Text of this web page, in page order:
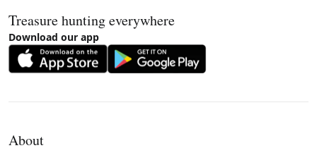
Treasure hunting everywhere
Download our app
About